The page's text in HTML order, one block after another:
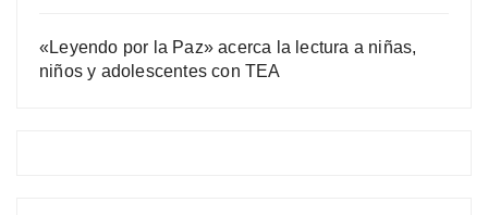
«Leyendo por la Paz» acerca la lectura a niñas,
niños y adolescentes con TEA